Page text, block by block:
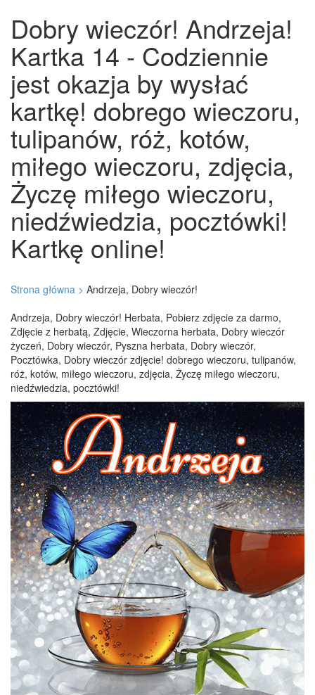
Dobry wieczór! Andrzeja!
Kartka 14 - Codziennie
jest okazja by wysłać
kartkę! dobrego wieczoru,
tulipanów, róż, kotów,
miłego wieczoru, zdjęcia,
Życzę miłego wieczoru,
niedźwiedzia, pocztówki!
Kartkę online!
Strona główna > Andrzeja, Dobry wieczór!
Andrzeja, Dobry wieczór! Herbata, Pobierz zdjęcie za darmo,
Zdjęcie z herbatą, Zdjęcie, Wieczorna herbata, Dobry wieczór
życzeń, Dobry wieczór, Pyszna herbata, Dobry wieczór,
Pocztówka, Dobry wieczór zdjęcie! dobrego wieczoru, tulipanów,
róż, kotów, miłego wieczoru, zdjęcia, Życzę miłego wieczoru,
niedźwiedzia, pocztówki!